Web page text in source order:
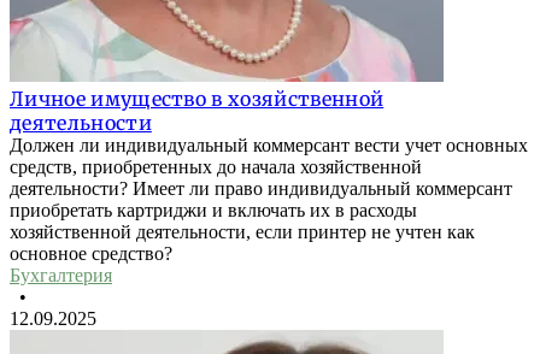
Личное имущество в хозяйственной
деятельности
Должен ли индивидуальный коммерсант вести учет основных
средств, приобретенных до начала хозяйственной
деятельности? Имеет ли право индивидуальный коммерсант
приобретать картриджи и включать их в расходы
хозяйственной деятельности, если принтер не учтен как
основное средство?
Бухгалтерия
•
12.09.2025